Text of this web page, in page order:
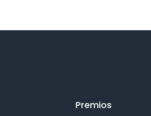
Premios